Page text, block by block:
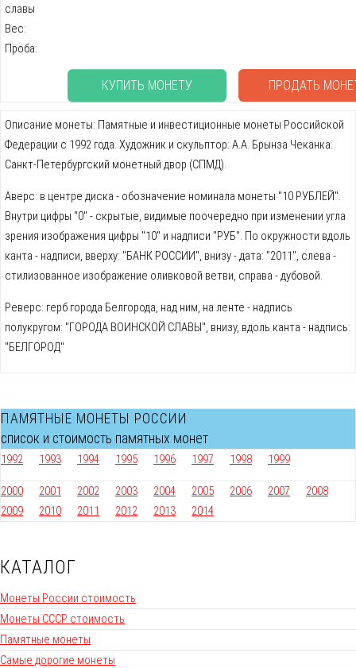
славы
Вес:
Проба:
КУПИТЬ МОНЕТУ ПРОДАТЬ
Описание монеты: Памятные и инвестиционные монеты Российской
Федерации с 1992 года. Художник и скульптор: А.А. Брынза Чеканка:
Санкт-Петербургский монетный двор (СПМД).
Аверс: в центре диска - обозначение номинала монеты "10 РУБЛЕЙ".
Внутри цифры "0" - скрытые, видимые поочередно при изменении угла
зрения изображения цифры "10" и надписи "РУБ". По окружности вдоль
канта - надписи, вверху: "БАНК РОССИИ", внизу - дата: "2011", слева -
стилизованное изображение оливковой ветви, справа - дубовой.
Реверс: герб города Белгорода, над ним, на ленте - надпись
полукругом: "ГОРОДА ВОИНСКОЙ СЛАВЫ", внизу, вдоль канта - надпись:
"БЕЛГОРОД"
ПАМЯТНЫЕ МОНЕТЫ РОССИИ
список и стоимость памятных монет
1992 1993 1994 1995 1996 1997 1998 1999
2000 2001 2002 2003 2004 2005 2006 2007
2008
2009
2010 2011 2012 2013 2014
КАТАЛОГ
Монеты России стоимость
Монеты СССР стоимость
Памятные монеты
Самые дорогие монеты